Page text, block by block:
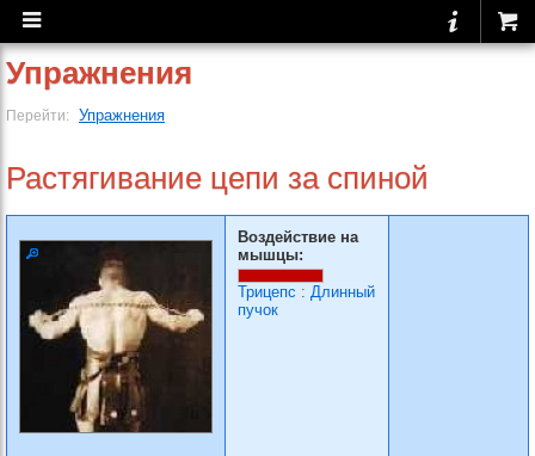
Упражнения
Перейти: Упражнения
Растягивание цепи за спиной
Воздействие на
мышцы:
Трицепс : Длинный
пучок